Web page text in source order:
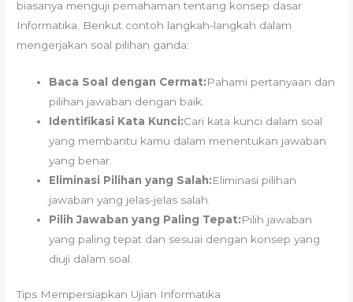
biasanya menguji pemahaman tentang konsep dasar
Informatika. Berikut contoh langkah-langkah dalam
mengerjakan soal pilihan ganda:
Baca Soal dengan Cermat:Pahami pertanyaan dan
pilihan jawaban dengan baik.
Identifikasi Kata Kunci:Cari kata kunci dalam soal
yang membantu kamu dalam menentukan jawaban
yang benar.
Eliminasi Pilihan yang Salah:Eliminasi pilihan
jawaban yang jelas-jelas salah.
Pilih Jawaban yang Paling Tepat:Pilih jawaban
yang paling tepat dan sesuai dengan konsep yang
diuji dalam soal.
Tips Mempersiapkan Ujian Informatika